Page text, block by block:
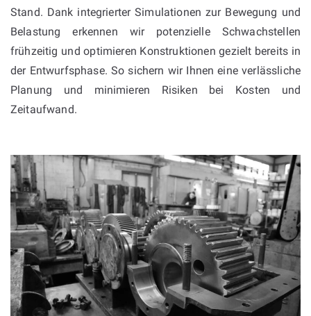
Stand. Dank integrierter Simulationen zur Bewegung und
Belastung erkennen wir potenzielle Schwachstellen
frühzeitig und optimieren Konstruktionen gezielt bereits in
der Entwurfsphase. So sichern wir Ihnen eine verlässliche
Planung und minimieren Risiken bei Kosten und
Zeitaufwand.